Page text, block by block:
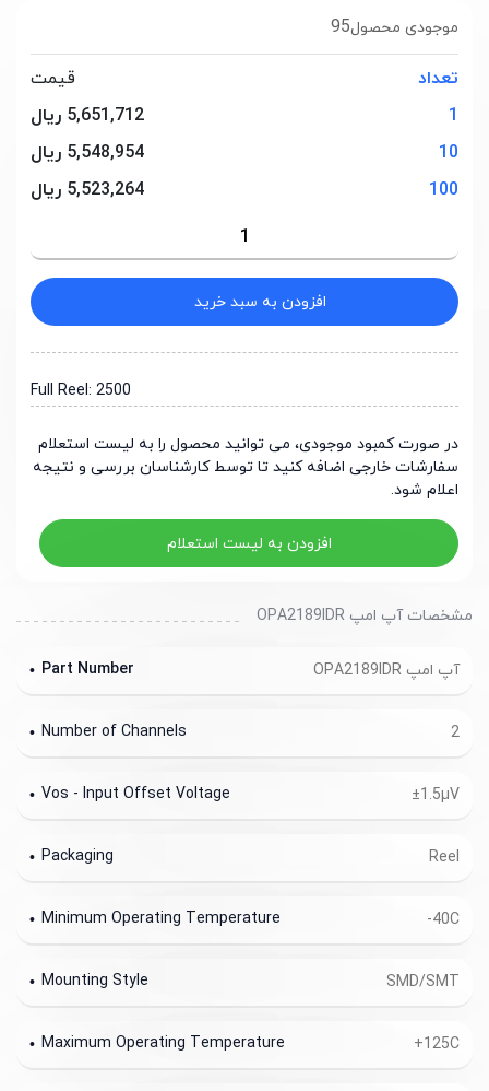
95موجودی محصول
تعداد
قیمت
1
5,651,712 ریال
10
5,548,954 ریال
100
5,523,264 ریال
افزودن به سبد خرید
Full Reel: 2500
در صورت کمبود موجودی، می توانید محصول را به لیست استعلام
سفارشات خارجی اضافه کنید تا توسط کارشناسان بررسی و نتیجه
اعلام شود.
افزودن به لیست استعلام
مشخصات آپ امپ OPA2189IDR
آپ امپ OPA2189IDR Part Number
2
Number of Channels
±1.5µV
Vos - Input Offset Voltage
Reel
Packaging
-40C
Minimum Operating Temperature
SMD/SMT
Mounting Style
+125C
Maximum Operating Temperature